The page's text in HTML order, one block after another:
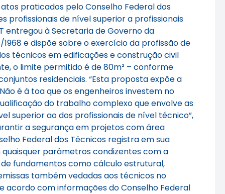
praticados pelo Conselho Federal dos
profissionais de nível superior a profissionais
entregou à Secretaria de Governo da
e dispõe sobre o exercício da profissão de
técnicos em edificações e construção civil
o limite permitido é de 80m² – conforme
residenciais. “Esta proposta expõe a
é à toa que os engenheiros investem no
do trabalho complexo que envolve as
superior ao dos profissionais de nível técnico”,
a segurança em projetos com área
Federal dos Técnicos registra em sua
parâmetros condizentes com a
fundamentos como cálculo estrutural,
também vedadas aos técnicos no
acordo com informações do Conselho Federal